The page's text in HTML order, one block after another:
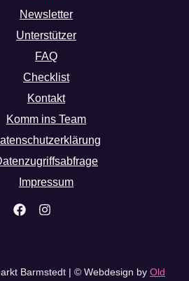
Newsletter
Unterstützer
FAQ
Checklist
Kontakt
Komm ins Team
Impressum
Barmstedt | © Webdesign by Old